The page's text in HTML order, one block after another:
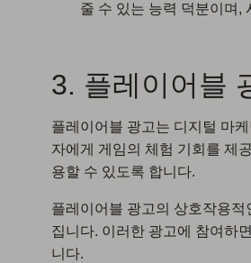
줄 수 있는 능력 덕분이며,
3. 플레이어블
플레이어블 광고는 디지털 마
자에게 게임의 체험 기회를 제
용할 수 있도록 합니다.
플레이어블 광고의 상호작용적
집니다. 이러한 광고에 참여하
니다.